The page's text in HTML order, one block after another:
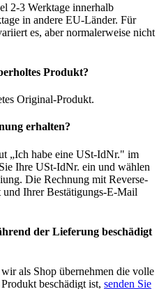
2-3 Werktage innerhalb
in andere EU-Länder. Für
es, aber normalerweise nicht
Produkt?
Original-Produkt.
erhalten?
„Ich habe eine USt-IdNr." im
Ihre USt-IdNr. ein und wählen
Die Rechnung mit Reverse-
Ihrer Bestätigungs-E-Mail
der Lieferung beschädigt
als Shop übernehmen die volle
beschädigt ist, senden Sie